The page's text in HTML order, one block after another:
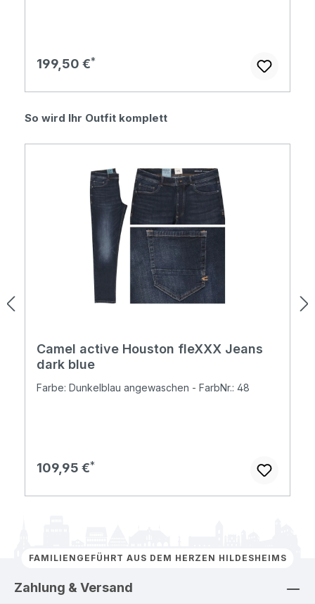
Regulärer Preis:
199,50 €
Produktgalerie überspringen
So wird Ihr Outfit komplett
Camel active Houston fleXXX Jeans
dark blue
Farbe: Dunkelblau angewaschen - FarbNr.: 48
Regulärer Preis:
109,95 €
FAMILIENGEFÜHRT AUS DEM HERZEN HILDESHEIMS
Zahlung & Versand